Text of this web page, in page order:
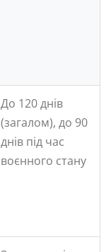
До 120 днів
(загалом), до 90
днів під час
воєнного стану